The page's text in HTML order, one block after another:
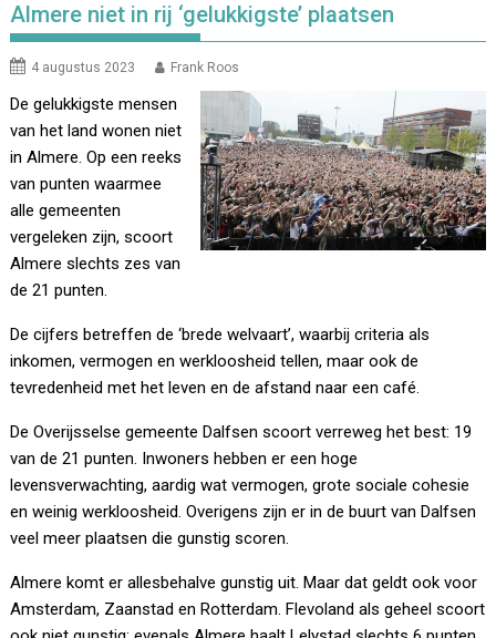
Almere niet in rij ‘gelukkigste’ plaatsen
4 augustus 2023 Frank Roos
De gelukkigste mensen
van het land wonen niet
in Almere. Op een reeks
van punten waarmee
alle gemeenten
vergeleken zijn, scoort
Almere slechts zes van
de 21 punten.
De cijfers betreffen de ‘brede welvaart’, waarbij criteria als
inkomen, vermogen en werkloosheid tellen, maar ook de
tevredenheid met het leven en de afstand naar een café.
De Overijsselse gemeente Dalfsen scoort verreweg het best: 19
van de 21 punten. Inwoners hebben er een hoge
levensverwachting, aardig wat vermogen, grote sociale cohesie
en weinig werkloosheid. Overigens zijn er in de buurt van Dalfsen
veel meer plaatsen die gunstig scoren.
Almere komt er allesbehalve gunstig uit. Maar dat geldt ook voor
Amsterdam, Zaanstad en Rotterdam. Flevoland als geheel scoort